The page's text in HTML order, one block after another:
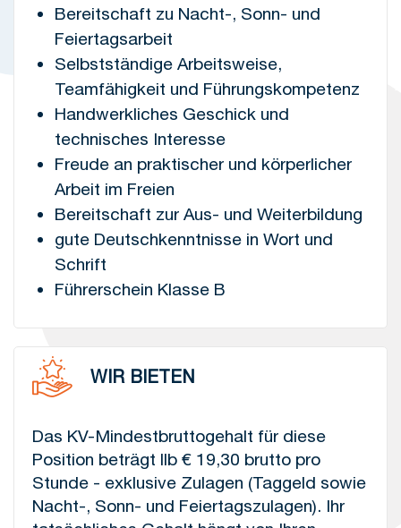
Bereitschaft zu Nacht-, Sonn- und
Feiertagsarbeit
Selbstständige Arbeitsweise,
Teamfähigkeit und Führungskompetenz
Handwerkliches Geschick und
technisches Interesse
Freude an praktischer und körperlicher
Arbeit im Freien
Bereitschaft zur Aus- und Weiterbildung
gute Deutschkenntnisse in Wort und
Schrift
Führerschein Klasse B
WIR BIETEN
Das KV-Mindestbruttogehalt für diese
Position beträgt llb € 19,30 brutto pro
Stunde - exklusive Zulagen (Taggeld sowie
Nacht-, Sonn- und Feiertagszulagen). Ihr